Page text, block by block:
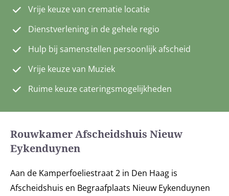
Vrije keuze van crematie locatie
Dienstverlening in de gehele regio
Hulp bij samenstellen persoonlijk afscheid
Vrije keuze van Muziek
Ruime keuze cateringsmogelijkheden
Rouwkamer Afscheidshuis Nieuw
Eykenduynen
Aan de Kamperfoeliestraat 2 in Den Haag is
Afscheidshuis en Begraafplaats Nieuw Eykenduynen